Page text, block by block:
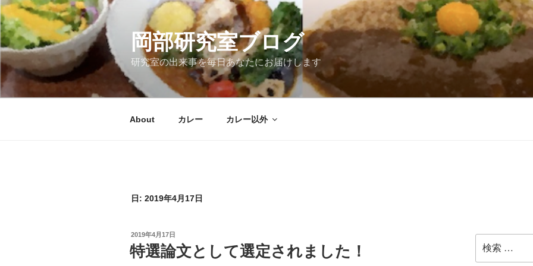
コ
ン
テ
ン
ツ
へ
ス
岡部研究室ブログ
研究室の出来事を毎日あなたにお届けします
About カレー カレー以外
日: 2019年4月17日
投
稿
日:
2019年4月17日
特選論文として選定されました！
索: